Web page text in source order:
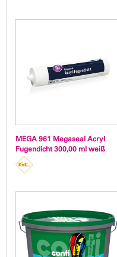
MEGA 961 Megaseal Acryl
Fugendicht 300,00 ml weiß